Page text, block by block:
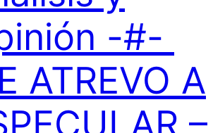
-#-
ATREVO A